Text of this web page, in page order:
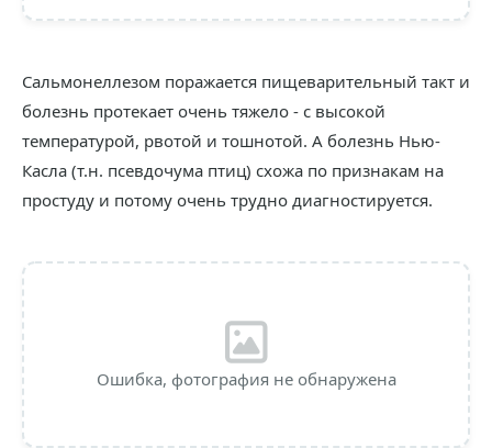
Сальмонеллезом поражается пищеварительный такт и
болезнь протекает очень тяжело - с высокой
температурой, рвотой и тошнотой. А болезнь Нью-
Касла (т.н. псевдочума птиц) схожа по признакам на
простуду и потому очень трудно диагностируется.
Ошибка, фотография не обнаружена